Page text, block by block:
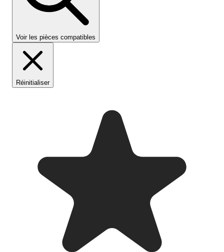
Voir les pièces compatibles
Réinitialiser